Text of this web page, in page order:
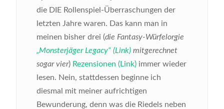
die DIE Rollenspiel-Überraschungen der
letzten Jahre waren. Das kann man in
meinen bisher drei (die Fantasy-Würfelorgie
„Monsterjäger Legacy“ (Link) mitgerechnet
sogar vier) Rezensionen (Link) immer wieder
lesen. Nein, stattdessen beginne ich
diesmal mit meiner aufrichtigen
Bewunderung, denn was die Riedels neben